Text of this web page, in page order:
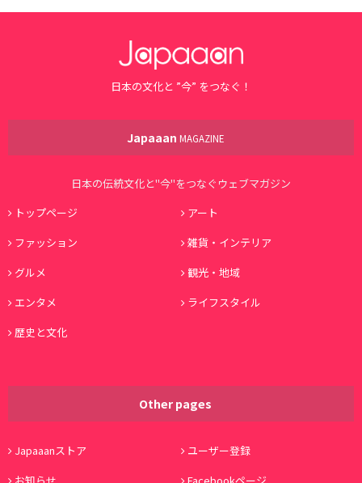
日本の文化と ”今” をつなぐ！
Japaaan MAGAZINE
日本の伝統文化と"今"をつなぐウェブマガジン
トップページ
アート
ファッション
雑貨・インテリア
グルメ
観光・地域
エンタメ
ライフスタイル
歴史と文化
Other pages
Japaaanストア
ユーザー登録
お知らせ
Facebookページ